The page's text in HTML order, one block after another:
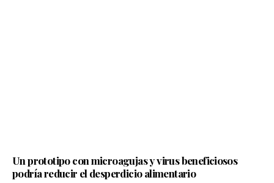
Un prototipo con microagujas y virus beneficiosos
podría reducir el desperdicio alimentario